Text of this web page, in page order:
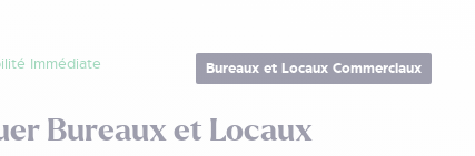
Immédiate Bureaux et Locaux Commerciaux
Bureaux et Locaux